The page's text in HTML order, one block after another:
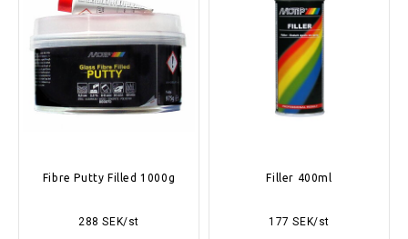
Fibre Putty Filled 1000g
288 SEK/st
Filler 400ml
177 SEK/st